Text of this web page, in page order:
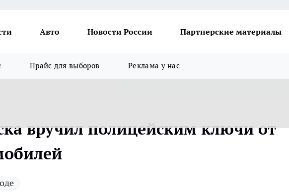
Авто Новости России Партнерские материалы
Прайс для выборов Реклама у нас
вручил полицейским ключи от